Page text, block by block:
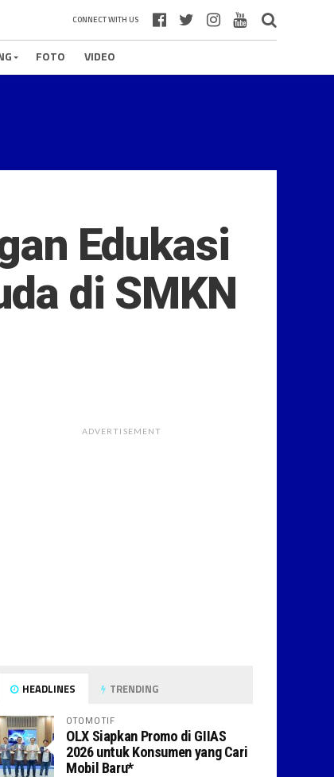
CONNECT WITH US
FOTO VIDEO
Edukasi
di SMKN
ADVERTISEMENT
HEADLINES TRENDING
OTOMOTIF
OLX Siapkan Promo di GIIAS
2026 untuk Konsumen yang Cari
Mobil Baru*